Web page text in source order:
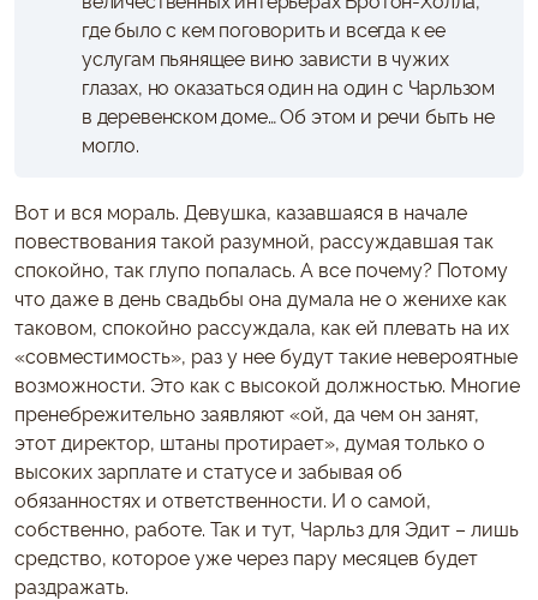
где было с кем поговорить и всегда к ее
услугам пьянящее вино зависти в чужих
глазах, но оказаться один на один с Чарльзом
в деревенском доме… Об этом и речи быть не
могло.
Вот и вся мораль. Девушка, казавшаяся в начале
повествования такой разумной, рассуждавшая так
спокойно, так глупо попалась. А все почему? Потому
что даже в день свадьбы она думала не о женихе как
таковом, спокойно рассуждала, как ей плевать на их
«совместимость», раз у нее будут такие невероятные
возможности. Это как с высокой должностью. Многие
пренебрежительно заявляют «ой, да чем он занят,
этот директор, штаны протирает», думая только о
высоких зарплате и статусе и забывая об
обязанностях и ответственности. И о самой,
собственно, работе. Так и тут, Чарльз для Эдит – лишь
средство, которое уже через пару месяцев будет
раздражать.